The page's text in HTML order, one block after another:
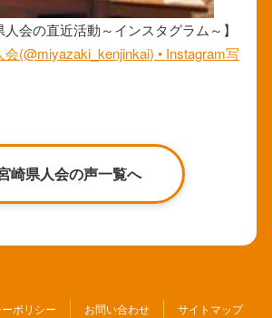
人会の直近活動～インスタグラム～】
会(@miyazaki_kenjinkai) • Instagram写
崎県人会の声一覧へ
ポリシー お問い合わせ サイトマップ